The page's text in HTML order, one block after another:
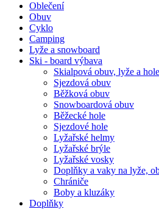
Oblečení
Obuv
Cyklo
Camping
Lyže a snowboard
Ski - board výbava
Skialpová obuv, lyže a hole
Sjezdová obuv
Běžková obuv
Snowboardová obuv
Běžecké hole
Sjezdové hole
Lyžařské helmy
Lyžařské brýle
Lyžařské vosky
Doplňky a vaky na lyže,
Chrániče
Boby a kluzáky
Doplňky